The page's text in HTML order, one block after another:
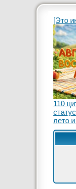
[Это
110
лето